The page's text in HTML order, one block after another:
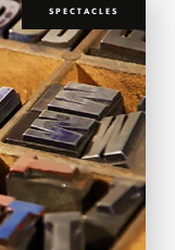
SPECTACLES